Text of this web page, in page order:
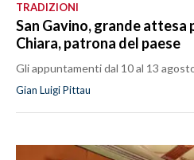
TRADIZIONI
San Gavino, grande attesa
Chiara, patrona del paese
Gli appuntamenti dal 10 al 13
Gian Luigi Pittau